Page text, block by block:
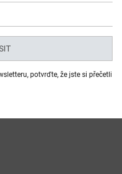
potvrďte, že jste si přečetli